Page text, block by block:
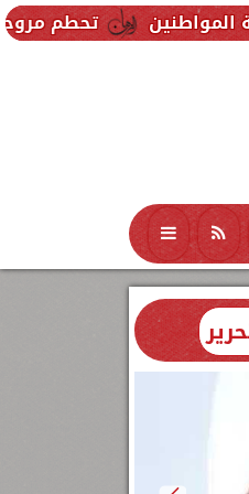
تحطم مروحية أثناء مكافحة
محافظات